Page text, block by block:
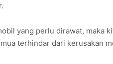
yang perlu dirawat, maka
terhindar dari kerusakan